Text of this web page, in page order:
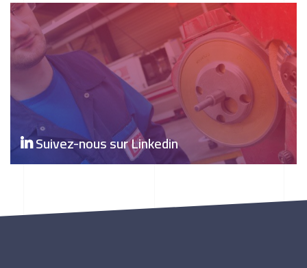
Suivez-nous sur Linkedin